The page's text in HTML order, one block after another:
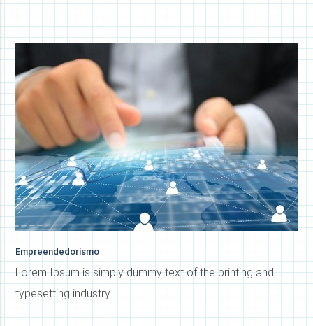
Empreendedorismo
Lorem Ipsum is simply dummy text of the printing and
typesetting industry